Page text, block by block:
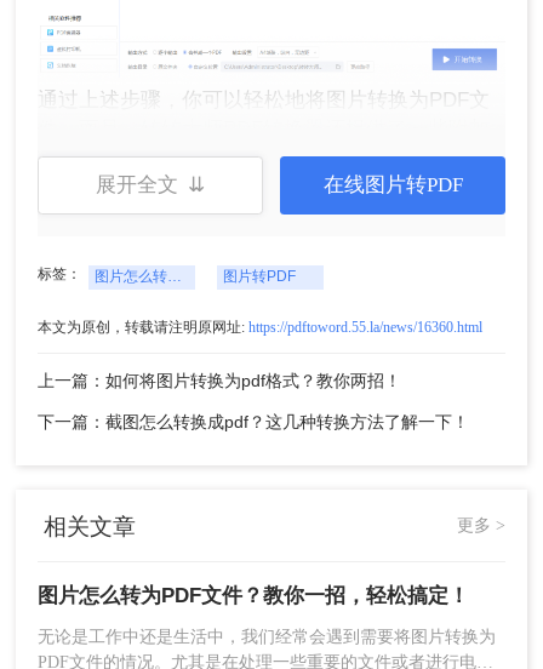
通过上述步骤，你可以轻松地将图片转换为PDF文
功能，如合并PDF文件、加密PDF文件等，帮助用
户更好地管理和使用PDF文件。
展开全文 ⇊ 在线图片转PDF
标签： 图片怎么转为PDF文件 图片转PDF
本文为原创，转载请注明原网址: https://pdftoword.55.la/news/16360.html
上一篇：如何将图片转换为pdf格式？教你两招！
下一篇：截图怎么转换成pdf？这几种转换方法了解一下！
相关文章 更多 >
图片怎么转为PDF文件？教你一招，轻松搞定！
无论是工作中还是生活中，我们经常会遇到需要将图片转换为
PDF文件的情况。尤其是在处理一些重要的文件或者进行电子